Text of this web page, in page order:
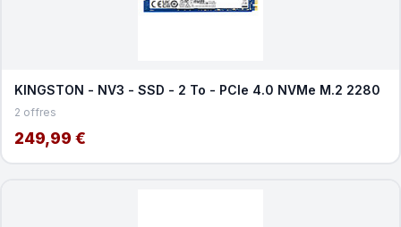
KINGSTON - NV3 - SSD - 2 To - PCIe 4.0 NVMe M.2 2280
2 offres
249,99 €